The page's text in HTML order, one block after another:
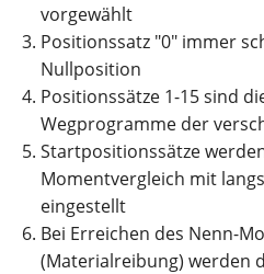
vorgewählt
Positionssatz "0" immer
Nullposition
Positionssätze 1-15 sind
Wegprogramme der
Startpositionssätze
Momentvergleich mit
eingestellt
Bei Erreichen des Nenn-
(Materialreibung) werden